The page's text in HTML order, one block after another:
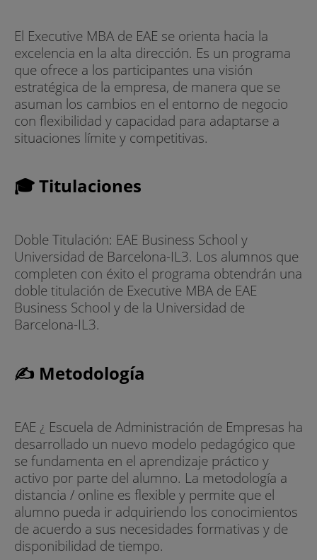
El Executive MBA de EAE se orienta hacia la
excelencia en la alta dirección. Es un programa
que ofrece a los participantes una visión
estratégica de la empresa, de manera que se
asuman los cambios en el entorno de negocio
con flexibilidad y capacidad para adaptarse a
situaciones límite y competitivas.
🎓 Titulaciones
Doble Titulación: EAE Business School y
Universidad de Barcelona-IL3. Los alumnos que
completen con éxito el programa obtendrán una
doble titulación de Executive MBA de EAE
Business School y de la Universidad de
Barcelona-IL3.
✍ Metodología
EAE ¿ Escuela de Administración de Empresas ha
desarrollado un nuevo modelo pedagógico que
se fundamenta en el aprendizaje práctico y
activo por parte del alumno. La metodología a
distancia / online es flexible y permite que el
alumno pueda ir adquiriendo los conocimientos
de acuerdo a sus necesidades formativas y de
disponibilidad de tiempo.